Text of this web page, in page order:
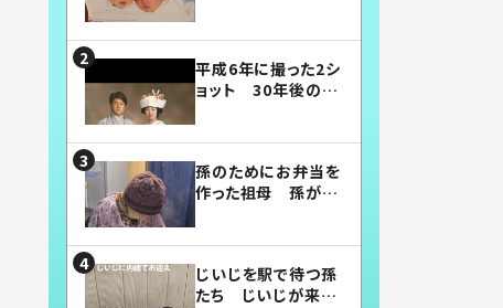
平成6年に撮った2シ
ョット 30年後の姿
孫のためにお弁当を
作った祖母 孫が絶
じいじを駅で待つ孫
たち じいじが来た